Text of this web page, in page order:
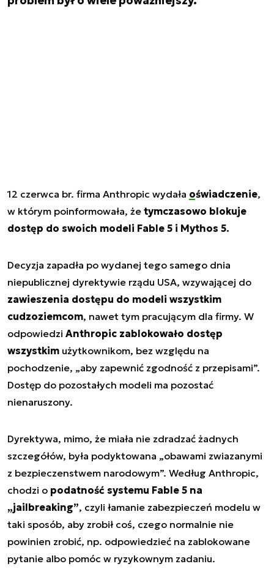
12 czerwca br. firma Anthropic wydała oświadczenie,
w którym poinformowała, że tymczasowo blokuje
dostęp do swoich modeli Fable 5 i Mythos 5.
Decyzja zapadła po wydanej tego samego dnia
niepublicznej dyrektywie rządu USA, wzywającej do
zawieszenia dostępu do modeli wszystkim
cudzoziemcom, nawet tym pracującym dla firmy. W
odpowiedzi Anthropic zablokowało dostęp
wszystkim użytkownikom, bez względu na
pochodzenie, „aby zapewnić zgodność z przepisami”.
Dostęp do pozostałych modeli ma pozostać
nienaruszony.
Dyrektywa, mimo, że miała nie zdradzać żadnych
szczegółów, była podyktowana „obawami zwiazanymi
z bezpieczenstwem narodowym”. Według Anthropic,
chodzi o podatność systemu Fable 5 na
„jailbreaking”, czyli łamanie zabezpieczeń modelu w
taki sposób, aby zrobił coś, czego normalnie nie
powinien zrobić, np. odpowiedzieć na zablokowane
pytanie albo pomóc w ryzykownym zadaniu.